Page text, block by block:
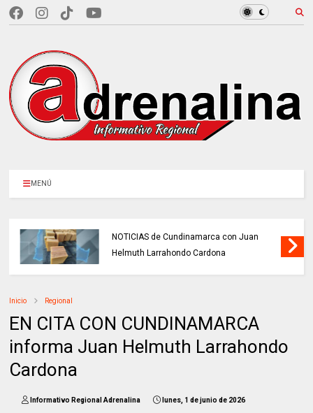
MENÚ
NOTICIAS de Cundinamarca con Juan
Helmuth Larrahondo Cardona
Inicio Regional
EN CITA CON CUNDINAMARCA
informa Juan Helmuth Larrahondo
Cardona
Informativo Regional Adrenalina lunes, 1 de junio de 2026